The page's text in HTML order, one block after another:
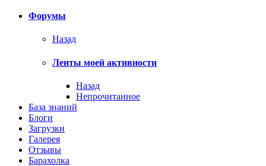
Форумы
Назад
Ленты моей активности
Назад
Непрочитанное
База знаний
Блоги
Загрузки
Галерея
Отзывы
Барахолка